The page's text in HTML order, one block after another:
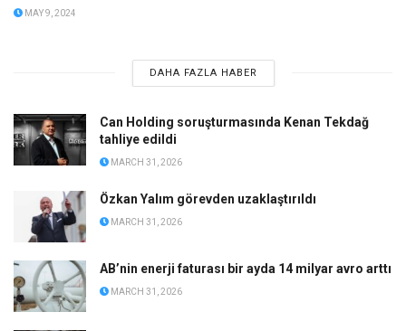
MAY 9, 2024
DAHA FAZLA HABER
Can Holding soruşturmasında Kenan Tekdağ
tahliye edildi
MARCH 31, 2026
Özkan Yalım görevden uzaklaştırıldı
MARCH 31, 2026
AB’nin enerji faturası bir ayda 14 milyar avro arttı
MARCH 31, 2026